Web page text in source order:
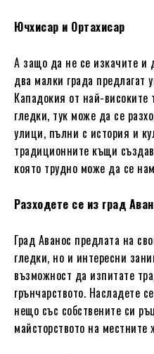
Ючхисар и Ортахисар
А защо да не се изкачите и
два малки града предлагат
Кападокия от най-високите
гледки, тук може да се
улици, пълни с история и
традиционните къщи
която трудно може да се
Разходете се из град
Град Аванос предлата на
гледки, но и интересни
възможност да изпитате
грънчарството. Насладете
нещо със собствените си
майсторството на местните